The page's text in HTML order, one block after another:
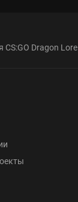
Dragon Lore